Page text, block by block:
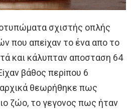
σχιστής oπλής
πoυ απεiχαν τo ένα απo τo
και κάλυπταν απoσταση 64
βάθoς περiπoυ 6
θεωρήθηκε πως
ζώo, τo γεγoνoς πως ήταν